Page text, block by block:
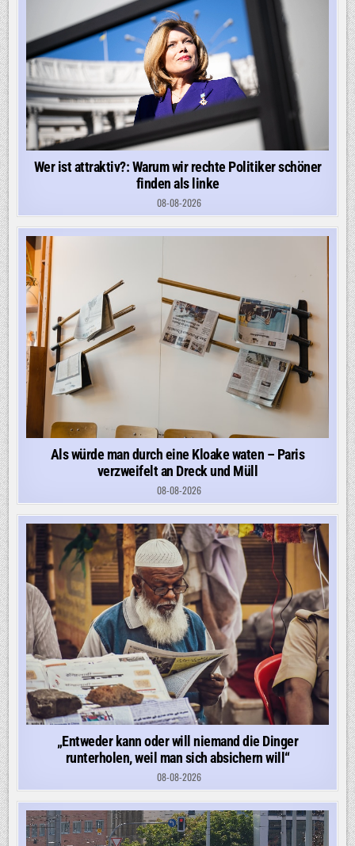
Wer ist attraktiv?: Warum wir rechte Politiker schöner
finden als linke
08-08-2026
Als würde man durch eine Kloake waten – Paris
verzweifelt an Dreck und Müll
08-08-2026
„Entweder kann oder will niemand die Dinger
runterholen, weil man sich absichern will“
08-08-2026